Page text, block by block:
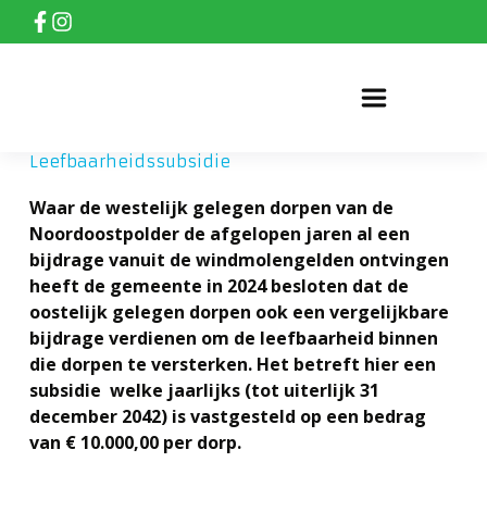
Leefbaarheidssubsidie
Waar de westelijk gelegen dorpen van de
Noordoostpolder de afgelopen jaren al een
bijdrage vanuit de windmolengelden ontvingen
heeft de gemeente in 2024 besloten dat de
oostelijk gelegen dorpen ook een vergelijkbare
bijdrage verdienen om de leefbaarheid binnen
die dorpen te versterken. Het betreft hier een
subsidie welke jaarlijks (tot uiterlijk 31
december 2042) is vastgesteld op een bedrag
van € 10.000,00 per dorp.